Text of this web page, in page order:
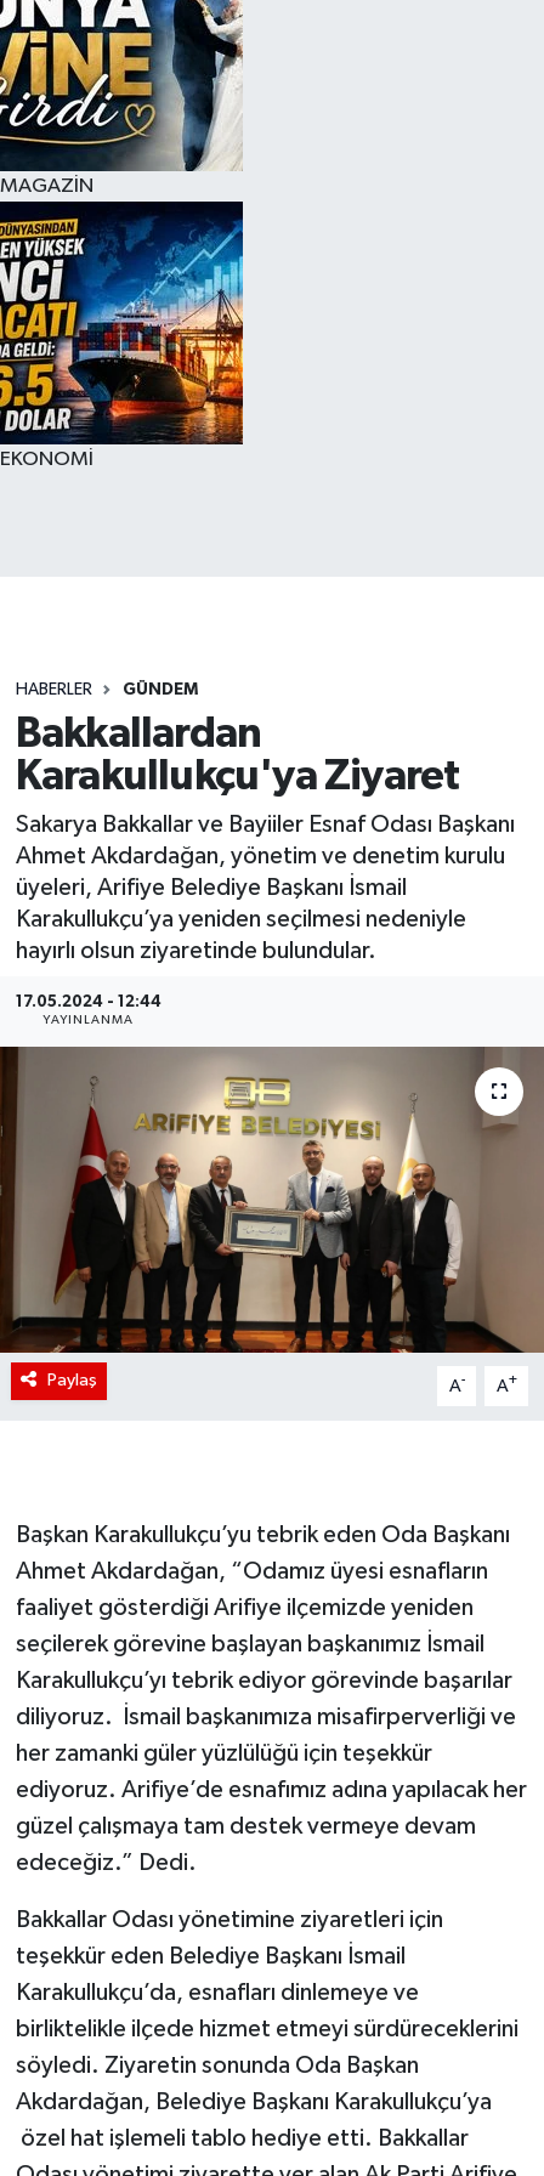
MAGAZİN
EKONOMİ
HABERLER GÜNDEM
Bakkallardan
Karakullukçu'ya Ziyaret
Sakarya Bakkallar ve Bayiiler Esnaf Odası Başkanı
Ahmet Akdardağan, yönetim ve denetim kurulu
üyeleri, Arifiye Belediye Başkanı İsmail
Karakullukçu’ya yeniden seçilmesi nedeniyle
hayırlı olsun ziyaretinde bulundular.
17.05.2024 - 12:44
YAYINLANMA
Paylaş A- A+
Başkan Karakullukçu’yu tebrik eden Oda Başkanı
Ahmet Akdardağan, “Odamız üyesi esnafların
faaliyet gösterdiği Arifiye ilçemizde yeniden
seçilerek görevine başlayan başkanımız İsmail
Karakullukçu’yı tebrik ediyor görevinde başarılar
diliyoruz. İsmail başkanımıza misafirperverliği ve
her zamanki güler yüzlülüğü için teşekkür
ediyoruz. Arifiye’de esnafımız adına yapılacak her
güzel çalışmaya tam destek vermeye devam
edeceğiz.” Dedi.
Bakkallar Odası yönetimine ziyaretleri için
teşekkür eden Belediye Başkanı İsmail
Karakullukçu’da, esnafları dinlemeye ve
birliktelikle ilçede hizmet etmeyi sürdüreceklerini
söyledi. Ziyaretin sonunda Oda Başkan
Akdardağan, Belediye Başkanı Karakullukçu’ya
özel hat işlemeli tablo hediye etti. Bakkallar